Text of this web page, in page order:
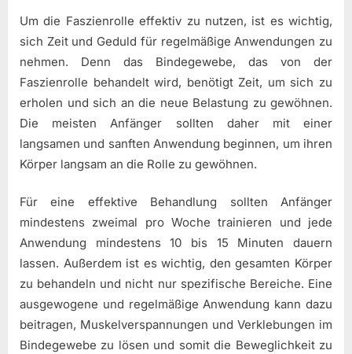
Um die Faszienrolle effektiv zu nutzen, ist es wichtig,
sich Zeit und Geduld für regelmäßige Anwendungen zu
nehmen. Denn das Bindegewebe, das von der
Faszienrolle behandelt wird, benötigt Zeit, um sich zu
erholen und sich an die neue Belastung zu gewöhnen.
Die meisten Anfänger sollten daher mit einer
langsamen und sanften Anwendung beginnen, um ihren
Körper langsam an die Rolle zu gewöhnen.
Für eine effektive Behandlung sollten Anfänger
mindestens zweimal pro Woche trainieren und jede
Anwendung mindestens 10 bis 15 Minuten dauern
lassen. Außerdem ist es wichtig, den gesamten Körper
zu behandeln und nicht nur spezifische Bereiche. Eine
ausgewogene und regelmäßige Anwendung kann dazu
beitragen, Muskelverspannungen und Verklebungen im
Bindegewebe zu lösen und somit die Beweglichkeit zu